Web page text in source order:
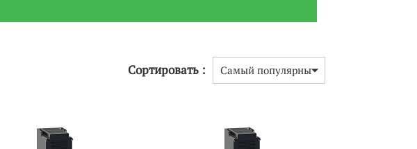
Сортировать :